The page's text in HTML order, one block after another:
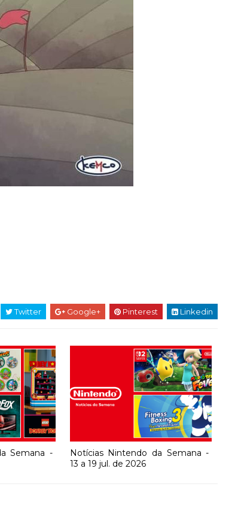
Twitter Google+ Pinterest Linkedin
Semana -
Notícias Nintendo da Semana -
13 a 19 jul. de 2026